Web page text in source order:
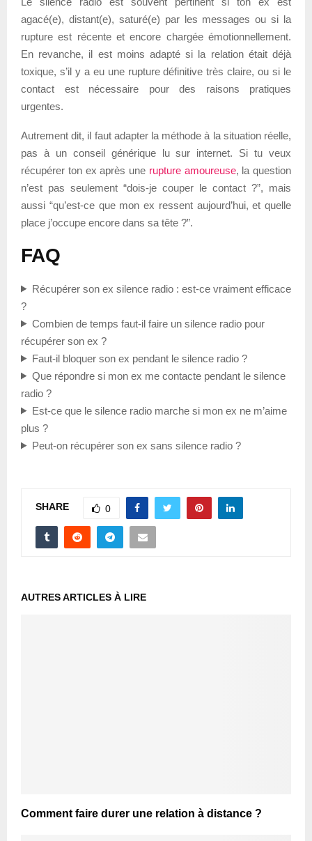
agacé(e), distant(e), saturé(e) par les messages ou si la
rupture est récente et encore chargée émotionnellement.
En revanche, il est moins adapté si la relation était déjà
toxique, s’il y a eu une rupture définitive très claire, ou si le
contact est nécessaire pour des raisons pratiques
urgentes.
Autrement dit, il faut adapter la méthode à la situation réelle,
pas à un conseil générique lu sur internet. Si tu veux
récupérer ton ex après une rupture amoureuse, la question
n’est pas seulement “dois-je couper le contact ?”, mais
aussi “qu’est-ce que mon ex ressent aujourd’hui, et quelle
place j’occupe encore dans sa tête ?”.
FAQ
Récupérer son ex silence radio : est-ce vraiment efficace
?
Combien de temps faut-il faire un silence radio pour
récupérer son ex ?
Faut-il bloquer son ex pendant le silence radio ?
Que répondre si mon ex me contacte pendant le silence
radio ?
Est-ce que le silence radio marche si mon ex ne m’aime
plus ?
Peut-on récupérer son ex sans silence radio ?
SHARE 0
AUTRES ARTICLES À LIRE
Comment faire durer une relation à distance ?